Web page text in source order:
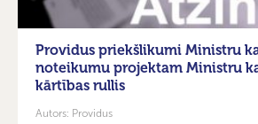
Providus priekšlikumi Ministru
noteikumu projektam Ministru
kārtības rullis
Autors: Providus